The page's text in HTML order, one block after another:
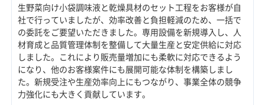
生野菜向け小袋調味液と乾燥具材のセット工程をお客様が自
社で行っていましたが、効率改善と負担軽減のため、一括で
の委託をご要望いただきました。専用設備を新規導入し、人
材育成と品質管理体制を整備して大量生産と安定供給に対応
しました。これにより販売量増加にも柔軟に対応できるよう
になり、他のお客様案件にも展開可能な体制を構築しまし
た。新規受注や生産効率向上にもつながり、事業全体の競争
力強化にも大きく貢献しています。